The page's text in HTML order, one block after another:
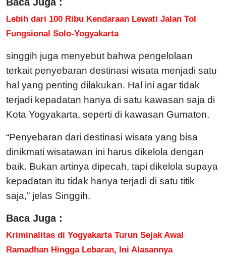
Lebih dari 100 Ribu Kendaraan Lewati Jalan Tol
Fungsional Solo-Yogyakarta
singgih juga menyebut bahwa pengelolaan
terkait penyebaran destinasi wisata menjadi satu
hal yang penting dilakukan. Hal ini agar tidak
terjadi kepadatan hanya di satu kawasan saja di
Kota Yogyakarta, seperti di kawasan Gumaton.
“Penyebaran dari destinasi wisata yang bisa
dinikmati wisatawan ini harus dikelola dengan
baik. Bukan artinya dipecah, tapi dikelola supaya
kepadatan itu tidak hanya terjadi di satu titik
saja,” jelas Singgih.
Baca Juga :
Kriminalitas di Yogyakarta Turun Sejak Awal
Ramadhan Hingga Lebaran, Ini Alasannya